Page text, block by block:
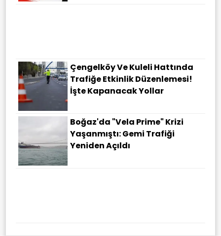
Çengelköy Ve Kuleli Hattında
Trafiğe Etkinlik Düzenlemesi!
İşte Kapanacak Yollar
Boğaz'da "Vela Prime" Krizi
Yaşanmıştı: Gemi Trafiği
Yeniden Açıldı